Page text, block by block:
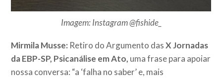
Imagem: Instagram @fishide_
Mirmila Musse: Retiro do Argumento dasX Jornadas
da EBP-SP, Psicanálise em Ato, uma frase para apoiar
nossa conversa: “a ‘falha no saber’ e, mais